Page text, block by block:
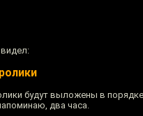
будут выложены в
два часа.